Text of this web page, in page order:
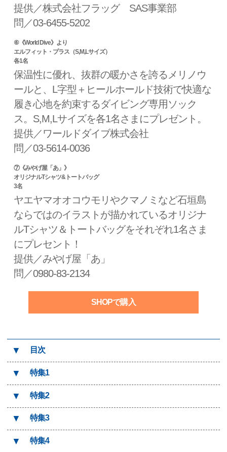
提供／株式会社フラッグ SAS事業部
問／03-6455-5202
⑥《World Dive》より
エルフィット・プラス（S,M,Lサイズ）
各1名
保温性に優れ、抜群の暖かさを誇るメリノウ
ールと、L字型＋ヒールホールド技術で快適な
履き心地を約束するダイビング専用ソック
ス。S,M,Lサイズを各1名さまにプレゼント。
提供／ワールドダイブ株式会社
問／03-5614-0036
⑦《みやげ屋「あ」》
オリジナルTシャツ&トートバッグ
3名
ヤエヤマオオコウモリやクマノミなど石垣島
ならではのイラストが描かれているオリジナ
ルTシャツ＆トートバッグをそれぞれ1名さま
にプレセント！
提供／みやげ屋「あ」
問／0980-83-2134
SHOPで購入
▼ 目次
▼ 特集1
▼ 特集2
▼ 特集3
▼ 特集4